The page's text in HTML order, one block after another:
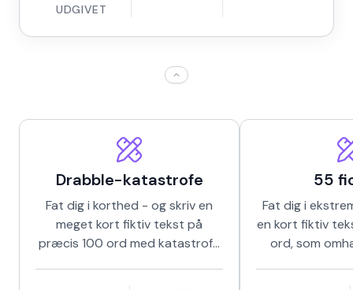
UDGIVET
Skriveøvelser
Drabble-katastrofe
Fat dig i korthed - og skriv en
meget kort fiktiv tekst på
præcis 100 ord med katastrofe
55
Fat dig i
en kort fiktiv
ord, som